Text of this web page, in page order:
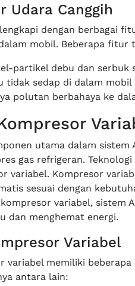
Canggih
dengan berbagai
mobil. Beberapa fitur
partikel debu dan serbuk
tidak sedap di dalam mobil
polutan berbahaya ke
utama dalam sistem
gas refrigeran.
variabel. Kompresor
sesuai dengan
variabel, sistem
dan menghemat energi.
Variabel
variabel memiliki
antara lain: